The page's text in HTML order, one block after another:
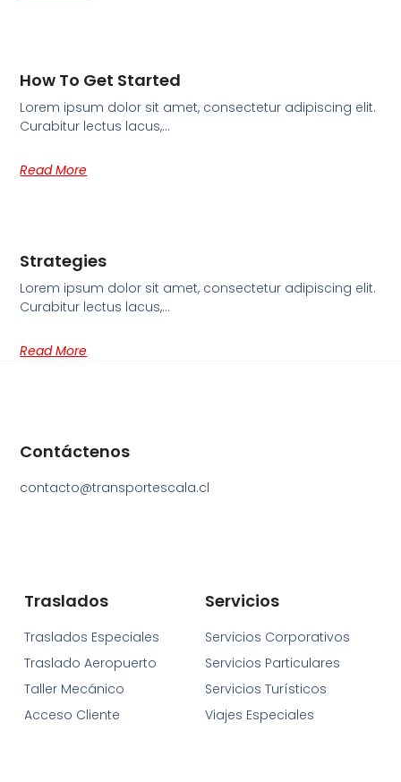
How To Get Started
Lorem ipsum dolor sit amet, consectetur adipiscing elit.
Curabitur lectus lacus,…
Read More
Strategies
Lorem ipsum dolor sit amet, consectetur adipiscing elit.
Curabitur lectus lacus,…
Read More
Servicios
Servicios Corporativos
Servicios Particulares
Servicios Turísticos
Viajes Especiales
Traslados
Traslados Especiales
Traslado Aeropuerto
Taller Mecánico
Acceso Cliente
Contáctenos
contacto@transportescala.cl